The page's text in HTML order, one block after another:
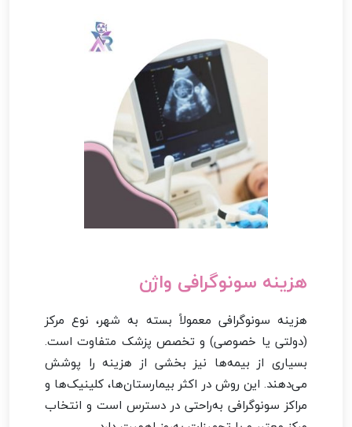
هزینه سونوگرافی واژن
هزینه سونوگرافی معمولاً بسته به شهر، نوع مرکز
(دولتی یا خصوصی) و تخصص پزشک متفاوت است.
بسیاری از بیمه‌ها نیز بخشی از هزینه را پوشش
می‌دهند. این روش در اکثر بیمارستان‌ها، کلینیک‌ها و
مراکز سونوگرافی به‌راحتی در دسترس است و انتخاب